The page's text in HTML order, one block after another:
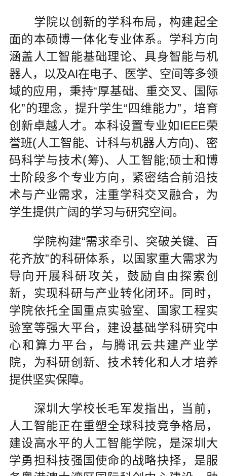
学院以创新的学科布局，构建起全
面的本硕博一体化专业体系。学科方向
涵盖人工智能基础理论、具身智能与机
器人，以及AI在电子、医学、空间等多领
域的应用，秉持“厚基础、重交叉、国际
化”的理念，提升学生“四维能力”，培育
创新卓越人才。本科设置专业如IEEE荣
誉班(人工智能、计科与机器人方向)、密
码科学与技术(筹)、人工智能;硕士和博
士阶段多个专业方向，紧密结合前沿技
术与产业需求，注重学科交叉融合，为
学生提供广阔的学习与研究空间。
学院构建“需求牵引、突破关键、百
花齐放”的科研体系，以国家重大需求为
导向开展科研攻关，鼓励自由探索创
新，实现科研与产业转化闭环。同时，
学院依托全国重点实验室、国家工程实
验室等强大平台，建设基础学科研究中
心和算力平台，与腾讯云共建产业学
院，为科研创新、技术转化和人才培养
提供坚实保障。
深圳大学校长毛军发指出，当前，
人工智能正在重塑全球科技竞争格局，
建设高水平的人工智能学院，是深圳大
学勇担科技强国使命的战略抉择，是服